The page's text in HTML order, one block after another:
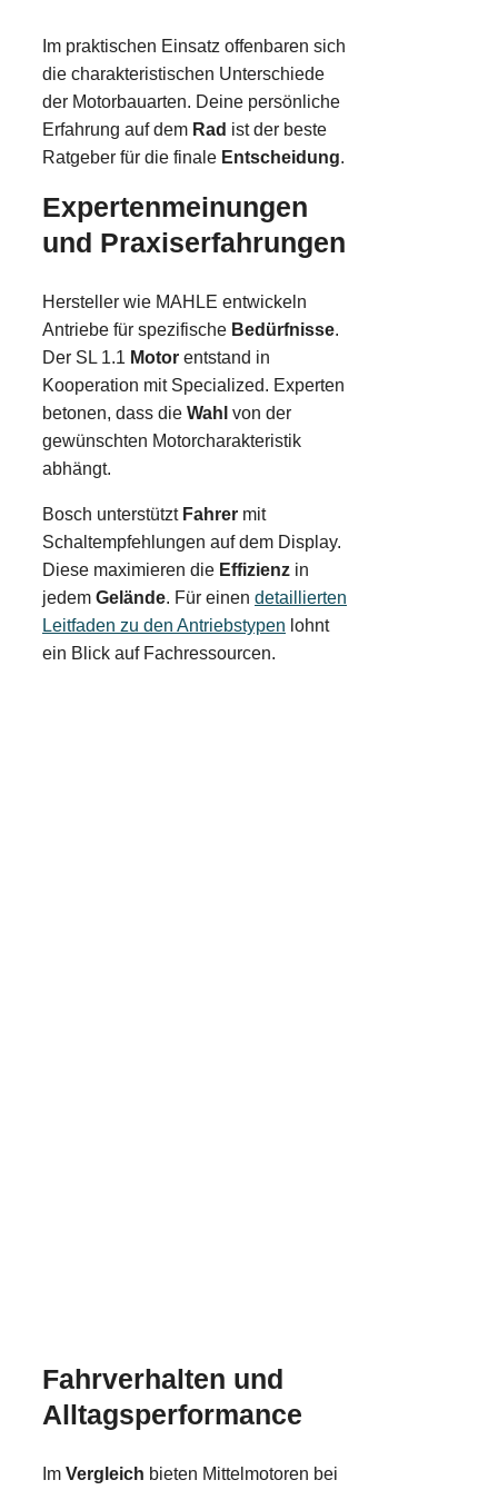
Im praktischen Einsatz offenbaren sich
die charakteristischen Unterschiede
der Motorbauarten. Deine persönliche
Erfahrung auf dem Rad ist der beste
Ratgeber für die finale Entscheidung.
Expertenmeinungen
und Praxiserfahrungen
Hersteller wie MAHLE entwickeln
Antriebe für spezifische Bedürfnisse.
Der SL 1.1 Motor entstand in
Kooperation mit Specialized. Experten
betonen, dass die Wahl von der
gewünschten Motorcharakteristik
abhängt.
Bosch unterstützt Fahrer mit
Schaltempfehlungen auf dem Display.
Diese maximieren die Effizienz in
jedem Gelände. Für einen detaillierten
Leitfaden zu den Antriebstypen lohnt
ein Blick auf Fachressourcen.
Fahrverhalten und
Alltagsperformance
Im Vergleich bieten Mittelmotoren bei